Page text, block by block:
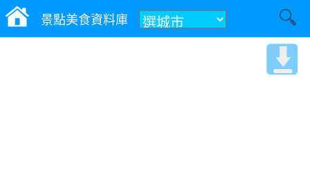
景點美食資料庫